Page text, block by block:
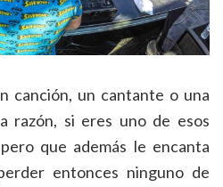
canción, un cantante o una
razón, si eres uno de esos
que además le encanta
entonces ninguno de